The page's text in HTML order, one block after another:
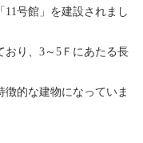
11号館」を建設されまし
おり、3～5Ｆにあたる長
的な建物になっていま